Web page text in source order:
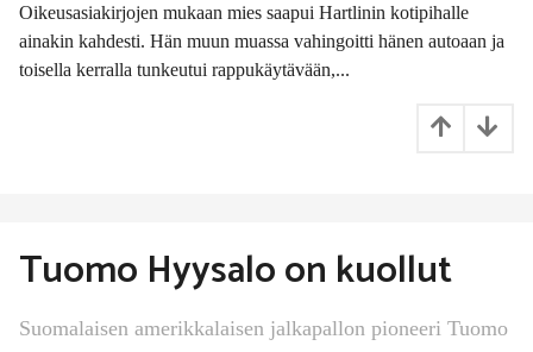
s
i
t
Oikeusasiakirjojen mukaan mies saapui Hartlinin kotipihalle
ainakin kahdesti. Hän muun muassa vahingoitti hänen autoaan ja
toisella kerralla tunkeutui rappukäytävään,...
Tuomo Hyysalo on kuollut
Suomalaisen amerikkalaisen jalkapallon pioneeri Tuomo